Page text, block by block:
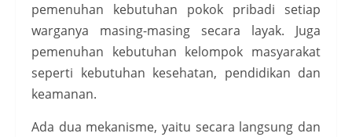
pemenuhan kebutuhan pokok pribadi setiap
warganya masing-masing secara layak. Juga
pemenuhan kebutuhan kelompok masyarakat
seperti kebutuhan kesehatan, pendidikan dan
keamanan.
Ada dua mekanisme, yaitu secara langsung dan